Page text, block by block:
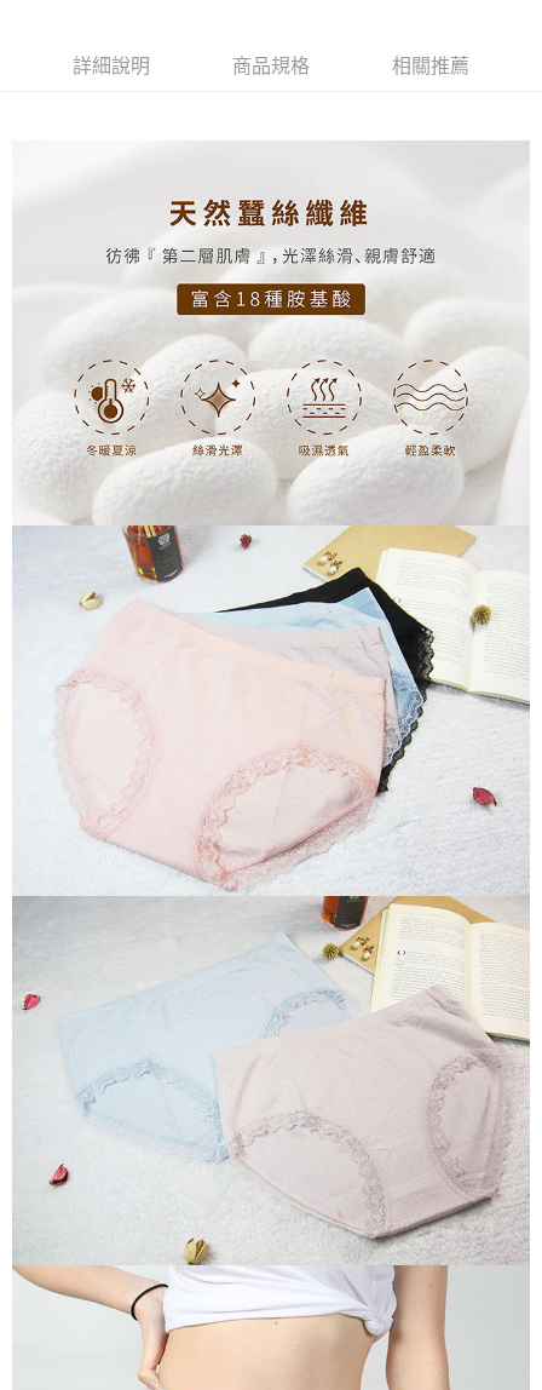
便利好安心！
１．於結帳方式選擇「AFTEE先享後付」後，將跳轉至「AFTEE先享後付」
結帳頁面，進行簡訊認證並確認金額後，即可完成結帳。
３．收到繳費通知簡訊後14天內，點擊此簡訊中的連結，可透過四大超商／
ATM／網路銀行／等多元方式進行付款，方視為交易完成。
※ 請注意：結帳手續完成當下不需立刻繳費，但若您需要取消訂單，請聯絡
購買商品的店家。未經商家同意取消之訂單仍視為有效，需透過AFTEE先享
後付繳納相關費用。
※ 交易是否成功請以「AFTEE先享後付 」之結帳頁面顯示為準，若有關於
是否繳費成功／繳費後需取消欲退款等相關疑問，請聯繫「AFTEE先享後付
客戶支援中心」 https://netprotections.freshdesk.com/support/home
【注意事項】
１．透過由恩沛科技股份有限公司提供之「AFTEE先享後付」服務完成之交
權轉讓予恩沛科技股份有限公司。
２．關於個人資料處理事宜，請瀏覽以下網址：
https://aftee.tw/terms/#terms3
３．未成年的使用者請事先徵得法定代理人或監護人之同意方可使用
「AFTEE先享後付」，若未經同意申辦者引起之損失，本公司不負相關責
４．使用「AFTEE先享後付」時，將依據個別帳號之用戶狀況，依本公司即
時審查核予不同之上限額度；若仍有額度不足之情形，本公司將視審查結果
請求用戶進行身份認證。
５．嚴禁一人註冊多個帳號或使用他人資訊註冊。若發現惡意使用之情形，
恩沛科技股份有限公司將有權停止該用戶之使用額度並採取法律行動。
每筆NT$60，滿NT$490(含以上)免運費
每筆NT$60，滿NT$490(含以上)免運費
付款後7-11取貨
每筆NT$60，滿NT$490(含以上)免運費
宅配
每筆NT$80，滿NT$490(含以上)免運費
離島宅配
每筆NT$80，滿NT$1,000(含以上)免運費
詳細說明 商品規格 相關推薦